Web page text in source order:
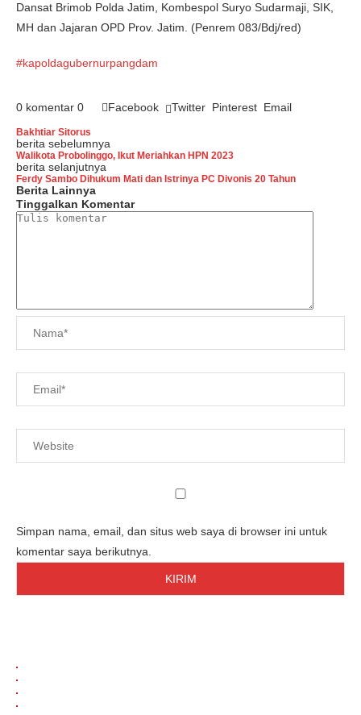
Dansat Brimob Polda Jatim, Kombespol Suryo Sudarmaji, SIK,
MH dan Jajaran OPD Prov. Jatim. (Penrem 083/Bdj/red)
#kapoldagubernurpangdam
0 komentar 0 Facebook Twitter Pinterest Email
Bakhtiar Sitorus
berita sebelumnya
Walikota Probolinggo, Ikut Meriahkan HPN 2023
berita selanjutnya
Ferdy Sambo Dihukum Mati dan Istrinya PC Divonis 20 Tahun
Berita Lainnya
Tinggalkan Komentar
Simpan nama, email, dan situs web saya di browser ini untuk
komentar saya berikutnya.